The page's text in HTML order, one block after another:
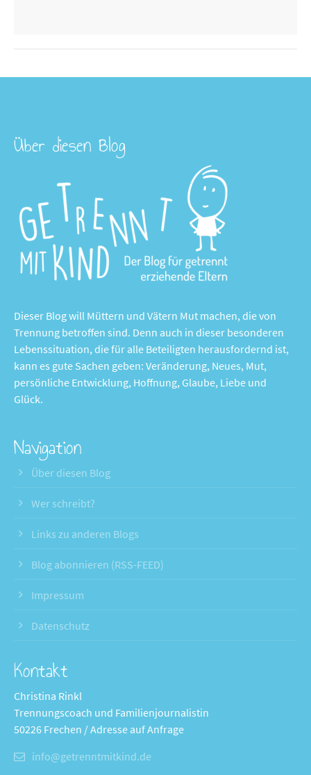
Über diesen Blog
Dieser Blog will Müttern und Vätern Mut machen, die von
Trennung betroffen sind. Denn auch in dieser besonderen
Lebenssituation, die für alle Beteiligten herausfordernd ist,
kann es gute Sachen geben: Veränderung, Neues, Mut,
persönliche Entwicklung, Hoffnung, Glaube, Liebe und
Glück.
Navigation
Über diesen Blog
Wer schreibt?
Links zu anderen Blogs
Blog abonnieren (RSS-FEED)
Impressum
Datenschutz
Kontakt
Christina Rinkl
Trennungscoach und Familienjournalistin
50226 Frechen / Adresse auf Anfrage
info@getrenntmitkind.de